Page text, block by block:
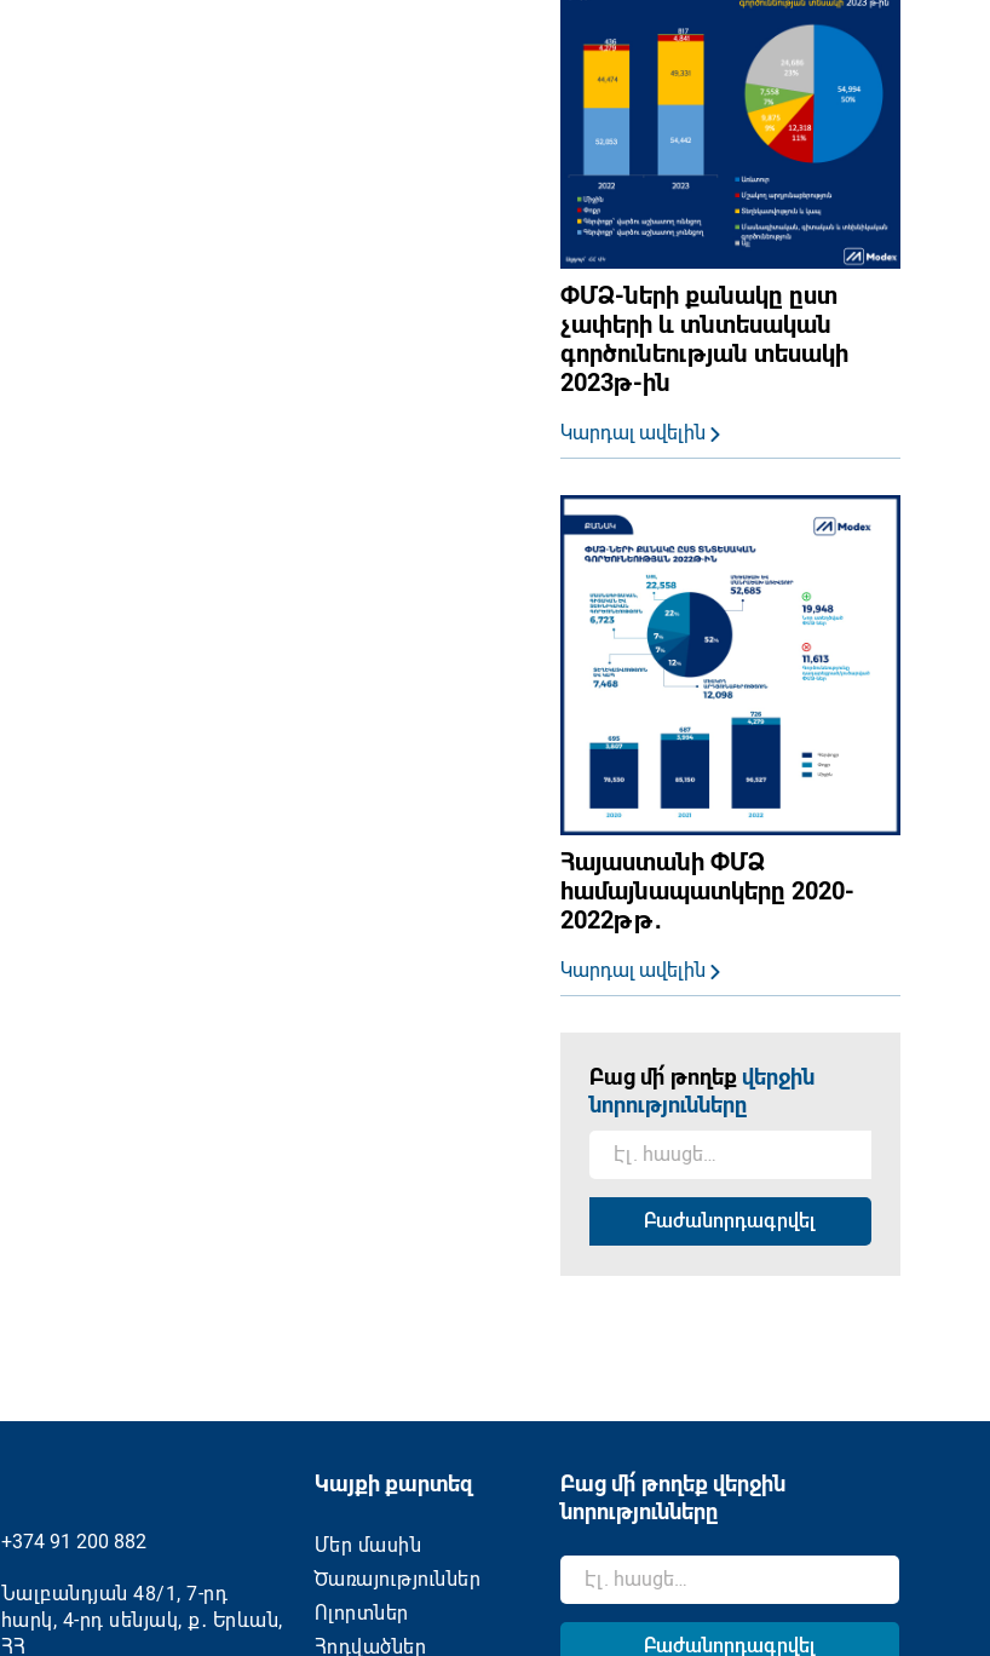
ՓՄՁ-ների քանակը ըստ
չափերի և տնտեսական
գործունեության տեսակի
2023թ-ին
Կարդալ ավելին
Հայաստանի ՓՄՁ
համայնապատկերը 2020-
2022թթ․
Կարդալ ավելին
Բաց մի՛ թողեք վերջին
նորությունները
+374 91 200 882
Նալբանդյան 48/1, 7-րդ
հարկ, 4-րդ սենյակ, ք․ Երևան,
ՀՀ
Կայքի քարտեզ
Մեր մասին
Ծառայություններ
Ոլորտներ
Հոդվածներ
Բաց մի՛ թողեք վերջին
նորությունները